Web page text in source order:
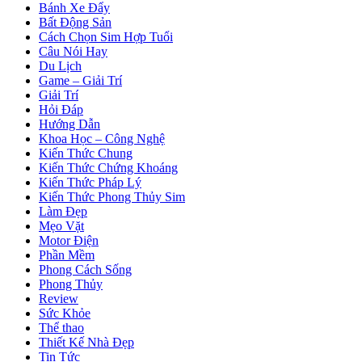
Bánh Xe Đẩy
Bất Động Sản
Cách Chọn Sim Hợp Tuổi
Câu Nói Hay
Du Lịch
Game – Giải Trí
Giải Trí
Hỏi Đáp
Hướng Dẫn
Khoa Học – Công Nghệ
Kiến Thức Chung
Kiến Thức Chứng Khoáng
Kiến Thức Pháp Lý
Kiến Thức Phong Thủy Sim
Làm Đẹp
Mẹo Vặt
Motor Điện
Phần Mềm
Phong Cách Sống
Phong Thủy
Review
Sức Khỏe
Thể thao
Thiết Kế Nhà Đẹp
Tin Tức